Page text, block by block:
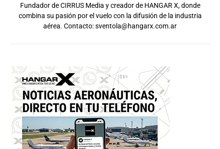
Fundador de CIRRUS Media y creador de HANGAR X, donde
combina su pasión por el vuelo con la difusión de la industria
aérea. Contacto:sventola@hangarx.com.ar